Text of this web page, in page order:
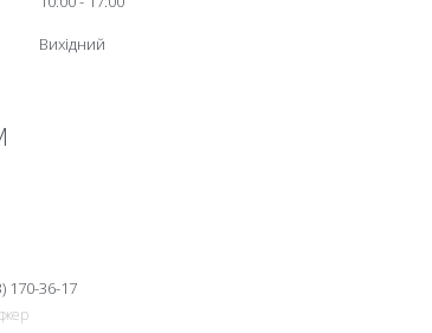
Вихідний
170-36-17